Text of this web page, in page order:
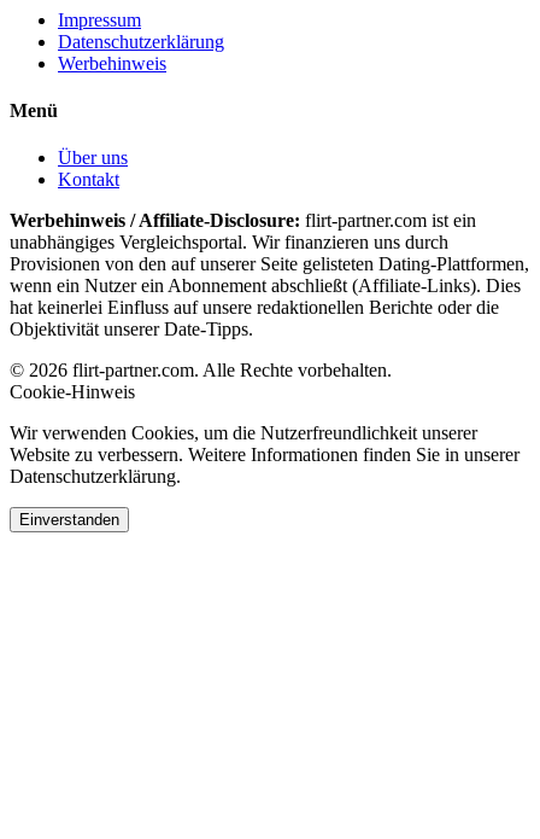
Impressum
Datenschutzerklärung
Werbehinweis
Menü
Über uns
Kontakt
Werbehinweis / Affiliate-Disclosure: flirt-partner.com ist ein
unabhängiges Vergleichsportal. Wir finanzieren uns durch
Provisionen von den auf unserer Seite gelisteten Dating-Plattformen,
wenn ein Nutzer ein Abonnement abschließt (Affiliate-Links). Dies
hat keinerlei Einfluss auf unsere redaktionellen Berichte oder die
Objektivität unserer Date-Tipps.
© 2026 flirt-partner.com. Alle Rechte vorbehalten.
Cookie-Hinweis
Wir verwenden Cookies, um die Nutzerfreundlichkeit unserer
Website zu verbessern. Weitere Informationen finden Sie in unserer
Datenschutzerklärung.
Einverstanden